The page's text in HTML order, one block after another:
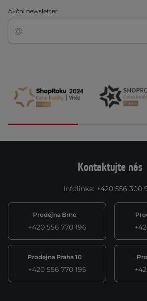
Akční newsletter
Kontaktujte nás
Infolinka: +420 556 300
Prodejna Brno
+420 556 770 196
Prodejna Praha 10
+420 556 770 195